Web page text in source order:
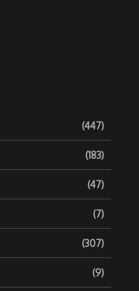
(447)
(183)
(47)
(7)
(307)
(9)